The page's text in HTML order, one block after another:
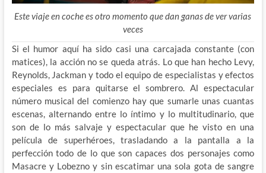
Este viaje en coche es otro momento que dan ganas de ver varias
veces
Si el humor aquí ha sido casi una carcajada constante (con
matices), la acción no se queda atrás. Lo que han hecho Levy,
Reynolds, Jackman y todo el equipo de especialistas y efectos
especiales es para quitarse el sombrero. Al espectacular
número musical del comienzo hay que sumarle unas cuantas
escenas, alternando entre lo íntimo y lo multitudinario, que
son de lo más salvaje y espectacular que he visto en una
película de superhéroes, trasladando a la pantalla a la
perfección todo de lo que son capaces dos personajes como
Masacre y Lobezno y sin escatimar una sola gota de sangre